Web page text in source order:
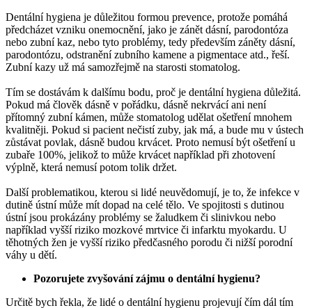
Dentální hygiena je důležitou formou prevence, protože pomáhá
předcházet vzniku onemocnění, jako je zánět dásní, parodontóza
nebo zubní kaz, nebo tyto problémy, tedy především záněty dásní,
parodontózu, odstranění zubního kamene a pigmentace atd., řeší.
Zubní kazy už má samozřejmě na starosti stomatolog.
Tím se dostávám k dalšímu bodu, proč je dentální hygiena důležitá.
Pokud má člověk dásně v pořádku, dásně nekrvácí ani není
přítomný zubní kámen, může stomatolog udělat ošetření mnohem
kvalitněji. Pokud si pacient nečistí zuby, jak má, a bude mu v ústech
zůstávat povlak, dásně budou krvácet. Proto nemusí být ošetření u
zubaře 100%, jelikož to může krvácet například při zhotovení
výplně, která nemusí potom tolik držet.
Další problematikou, kterou si lidé neuvědomují, je to, že infekce v
dutině ústní může mít dopad na celé tělo. Ve spojitosti s dutinou
ústní jsou prokázány problémy se žaludkem či slinivkou nebo
například vyšší riziko mozkové mrtvice či infarktu myokardu. U
těhotných žen je vyšší riziko předčasného porodu či nižší porodní
váhy u dětí.
Pozorujete zvyšování zájmu o dentální hygienu?
Určitě bych řekla, že lidé o dentální hygienu projevují čím dál tím